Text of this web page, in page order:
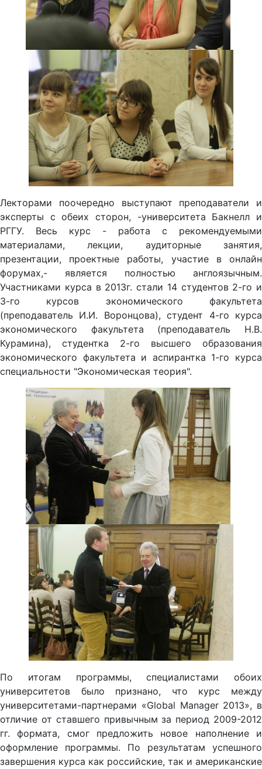
Лекторами поочередно выступают преподаватели и
эксперты с обеих сторон, -университета Бакнелл и
РГГУ. Весь курс - работа с рекомендуемыми
материалами, лекции, аудиторные занятия,
презентации, проектные работы, участие в онлайн
форумах,- является полностью англоязычным.
Участниками курса в 2013г. стали 14 студентов 2-го и
3-го курсов экономического факультета
(преподаватель И.И. Воронцова), студент 4-го курса
экономического факультета (преподаватель Н.В.
Курамина), студентка 2-го высшего образования
экономического факультета и аспирантка 1-го курса
специальности "Экономическая теория".
По итогам программы, специалистами обоих
университетов было признано, что курс между
университетами-партнерами «Global Manager 2013», в
отличие от ставшего привычным за период 2009-2012
гг. формата, смог предложить новое наполнение и
оформление программы. По результатам успешного
завершения курса как российские, так и американские